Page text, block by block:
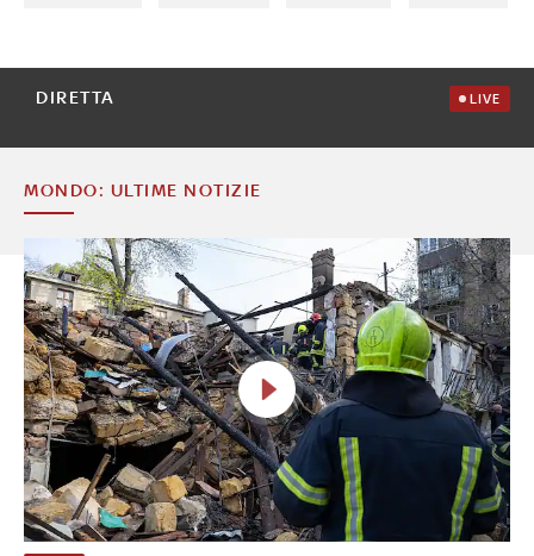
DIRETTA LIVE
MONDO: ULTIME NOTIZIE